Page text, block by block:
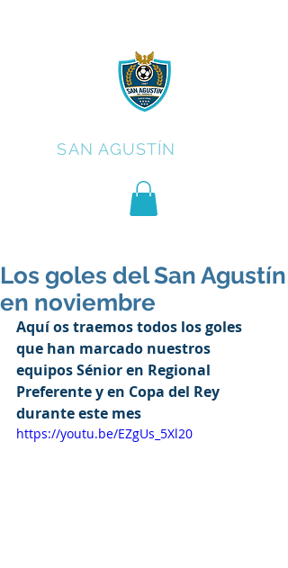
SAN AGUSTÍN
Los goles del San Agustín
en noviembre
Aquí os traemos todos los goles
que han marcado nuestros
equipos Sénior en Regional
Preferente y en Copa del Rey
durante este mes
https://youtu.be/EZgUs_5Xl20